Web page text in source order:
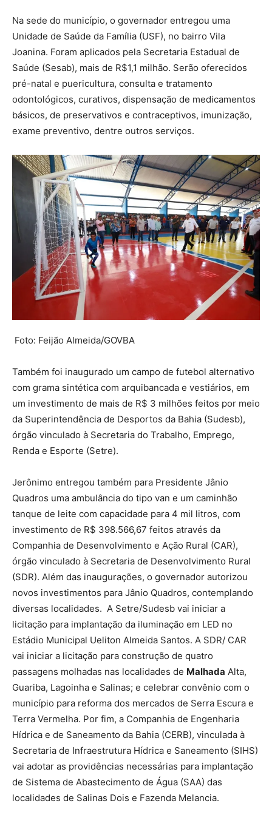
Na sede do município, o governador entregou uma
Unidade de Saúde da Família (USF), no bairro Vila
Joanina. Foram aplicados pela Secretaria Estadual de
Saúde (Sesab), mais de R$1,1 milhão. Serão oferecidos
pré-natal e puericultura, consulta e tratamento
odontológicos, curativos, dispensação de medicamentos
básicos, de preservativos e contraceptivos, imunização,
exame preventivo, dentre outros serviços.
Foto: Feijão Almeida/GOVBA
Também foi inaugurado um campo de futebol alternativo
com grama sintética com arquibancada e vestiários, em
um investimento de mais de R$ 3 milhões feitos por meio
da Superintendência de Desportos da Bahia (Sudesb),
órgão vinculado à Secretaria do Trabalho, Emprego,
Renda e Esporte (Setre).
Jerônimo entregou também para Presidente Jânio
Quadros uma ambulância do tipo van e um caminhão
tanque de leite com capacidade para 4 mil litros, com
investimento de R$ 398.566,67 feitos através da
Companhia de Desenvolvimento e Ação Rural (CAR),
órgão vinculado à Secretaria de Desenvolvimento Rural
(SDR). Além das inaugurações, o governador autorizou
novos investimentos para Jânio Quadros, contemplando
diversas localidades. A Setre/Sudesb vai iniciar a
licitação para implantação da iluminação em LED no
Estádio Municipal Ueliton Almeida Santos. A SDR/ CAR
vai iniciar a licitação para construção de quatro
passagens molhadas nas localidades de Malhada Alta,
Guariba, Lagoinha e Salinas; e celebrar convênio com o
município para reforma dos mercados de Serra Escura e
Terra Vermelha. Por fim, a Companhia de Engenharia
Hídrica e de Saneamento da Bahia (CERB), vinculada à
Secretaria de Infraestrutura Hídrica e Saneamento (SIHS)
vai adotar as providências necessárias para implantação
de Sistema de Abastecimento de Água (SAA) das
localidades de Salinas Dois e Fazenda Melancia.